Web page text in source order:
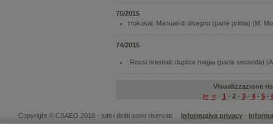
75/2015
Hokusai: Manuali di disegno (parte prima) (M.
74/2015
Rossi orientali: duplice magia (parte seconda)
Visualizzazione
|< < 1 - 2- 3- 4- 5-
Copyright © CSAEO 2010 - tutti i diritti sono riservati. Informativa privacy -